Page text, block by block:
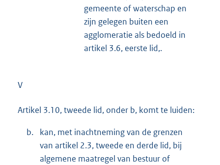
gemeente of waterschap en
zijn gelegen buiten een
agglomeratie als bedoeld in
artikel 3.6, eerste lid,.
V
Artikel 3.10, tweede lid, onder b, komt te luiden:
b.
kan, met inachtneming van de grenzen
van artikel 2.3, tweede en derde lid, bij
algemene maatregel van bestuur of